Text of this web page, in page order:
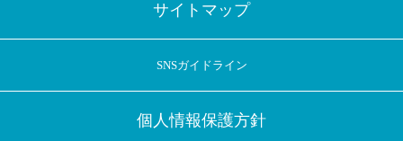
サイトマップ
SNSガイドライン
個人情報保護方針